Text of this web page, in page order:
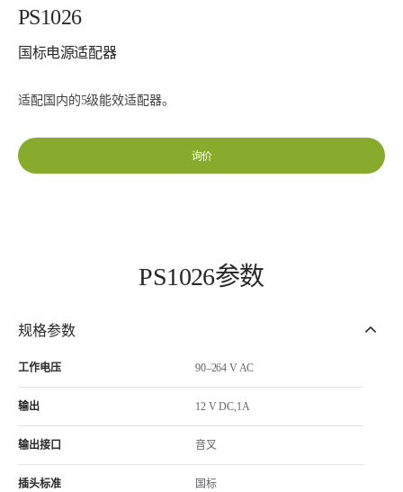
PS1026
国标电源适配器
适配国内的5级能效适配器。
询价
PS1026参数
规格参数
工作电压 90–264 V AC
输出 12 V DC,1A
输出接口 音叉
插头标准 国标